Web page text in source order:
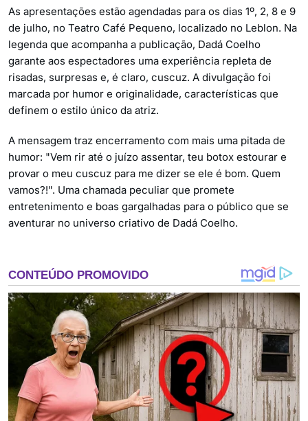
As apresentações estão agendadas para os dias 1º, 2, 8 e 9
de julho, no Teatro Café Pequeno, localizado no Leblon. Na
legenda que acompanha a publicação, Dadá Coelho
garante aos espectadores uma experiência repleta de
risadas, surpresas e, é claro, cuscuz. A divulgação foi
marcada por humor e originalidade, características que
definem o estilo único da atriz.
A mensagem traz encerramento com mais uma pitada de
humor: "Vem rir até o juízo assentar, teu botox estourar e
provar o meu cuscuz para me dizer se ele é bom. Quem
vamos?!". Uma chamada peculiar que promete
entretenimento e boas gargalhadas para o público que se
aventurar no universo criativo de Dadá Coelho.